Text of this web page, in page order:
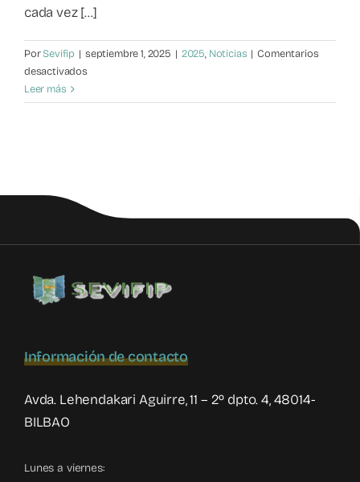
cada vez [...]
PorSevifip | septiembre 1, 2025 | 2025, Noticias | Comentarios
desactivadosen
filio-
siete
Leer más
Información de contacto
Avda. Lehendakari Aguirre, 11 – 2º dpto. 4, 48014-
BILBAO
Lunes a viernes: